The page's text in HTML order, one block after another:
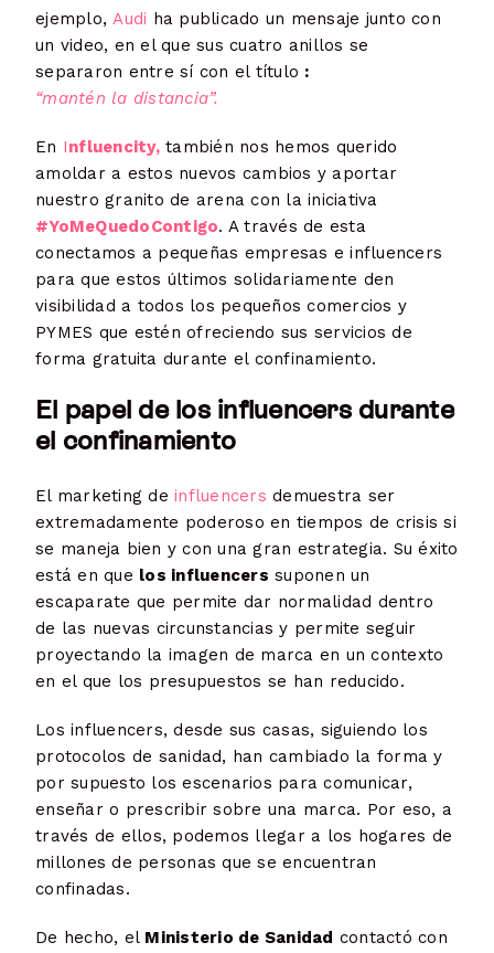
ejemplo,Audi ha publicado un mensaje junto con
un video, en el que sus cuatro anillos se
separaron entre sí con el título :
“mantén la distancia”.
En Influencity,también nos hemos querido
amoldar a estos nuevos cambios y aportar
nuestro granito de arena con la iniciativa
#YoMeQuedoContigo. A través de esta
conectamos a pequeñas empresas e influencers
para que estos últimos solidariamente den
visibilidad a todos los pequeños comercios y
PYMES que estén ofreciendo sus servicios de
forma gratuita durante el confinamiento.
El papel de los influencers durante
el confinamiento
El marketing de influencers demuestra ser
extremadamente poderoso en tiempos de crisis si
se maneja bien y con una gran estrategia. Su éxito
está en que los influencers suponen un
escaparate que permite dar normalidad dentro
de las nuevas circunstancias y permite seguir
proyectando la imagen de marca en un contexto
en el que los presupuestos se han reducido.
Los influencers, desde sus casas, siguiendo los
protocolos de sanidad, han cambiado la forma y
por supuesto los escenarios para comunicar,
enseñar o prescribir sobre una marca. Por eso, a
través de ellos, podemos llegar a los hogares de
millones de personas que se encuentran
confinadas.
De hecho, el Ministerio de Sanidad contactó con